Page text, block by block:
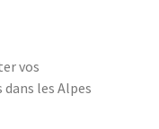
vos
les Alpes